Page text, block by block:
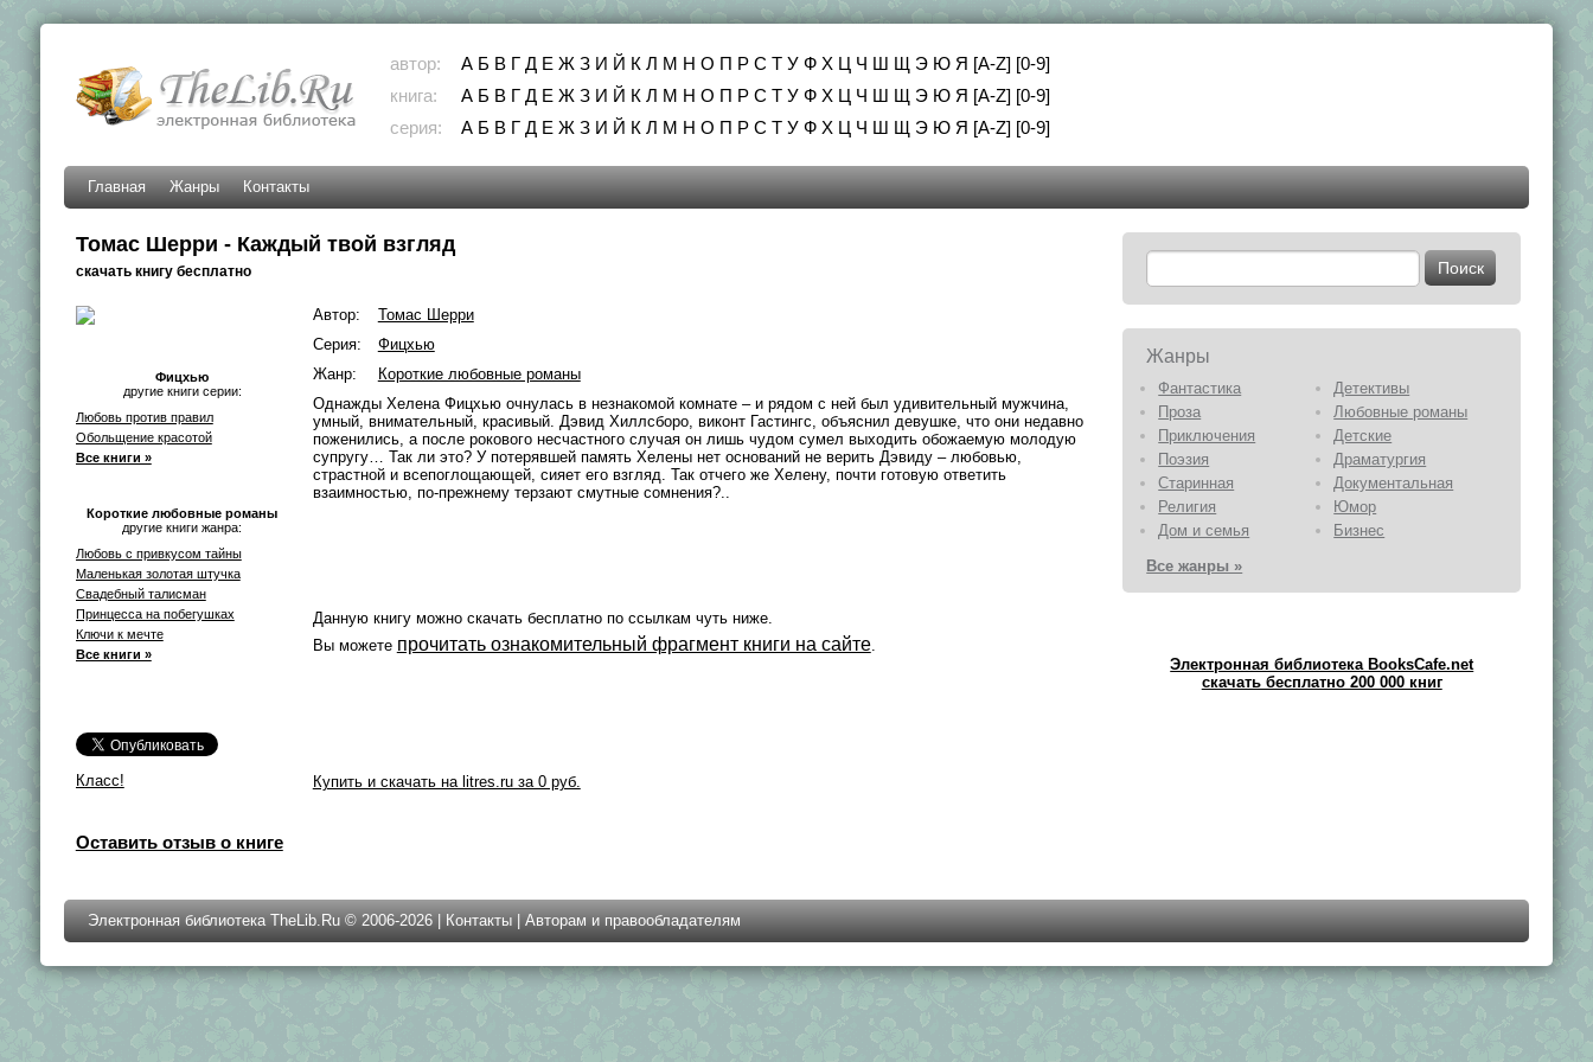
автор: А Б В Г Д Е Ж З И Й К Л М Н О П Р С Т У Ф Х Ц Ч Ш Щ Э Ю Я [A-Z] [0-9]
книга:
А Б В Г Д Е Ж З И Й К Л М Н О П Р С Т У Ф Х Ц Ч Ш Щ Э Ю Я [A-Z] [0-9]
серия:
А Б В Г Д Е Ж З И Й К Л М Н О П Р С Т У Ф Х Ц Ч Ш Щ Э Ю Я [A-Z] [0-9]
Главная Жанры Контакты
Томас Шерри - Каждый твой взгляд
скачать книгу бесплатно
Фицхью
другие книги серии:
Любовь против правил
Обольщение красотой
Все книги »
Короткие любовные романы
другие книги жанра:
Любовь с привкусом тайны
Маленькая золотая штучка
Свадебный талисман
Принцесса на побегушках
Ключи к мечте
Все книги »
Класс!
Автор:
Томас Шерри
Серия:
Фицхью
Жанр:
Короткие любовные романы
Однажды Хелена Фицхью очнулась в незнакомой комнате – и рядом с ней был удивительный мужчина,
умный, внимательный, красивый. Дэвид Хиллсборо, виконт Гастингс, объяснил девушке, что они недавно
поженились, а после рокового несчастного случая он лишь чудом сумел выходить обожаемую молодую
супругу… Так ли это? У потерявшей память Хелены нет оснований не верить Дэвиду – любовью,
страстной и всепоглощающей, сияет его взгляд. Так отчего же Хелену, почти готовую ответить
взаимностью, по-прежнему терзают смутные сомнения?..
Данную книгу можно скачать бесплатно по ссылкам чуть ниже.
Вы можете прочитать ознакомительный фрагмент книги на сайте.
Купить и скачать на litres.ru за 0 руб.
Оставить отзыв о книге
Жанры
Фантастика
Детективы
Проза
Любовные романы
Приключения
Детские
Поэзия
Драматургия
Старинная
Документальная
Религия
Юмор
Дом и семья
Бизнес
Все жанры »
Электронная библиотека BooksCafe.net
скачать бесплатно 200 000 книг
Электронная библиотека TheLib.Ru © 2006-2026 | Контакты| Авторам и правообладателям